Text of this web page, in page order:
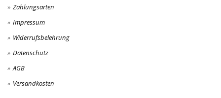
Zahlungsarten
Impressum
Widerrufsbelehrung
Datenschutz
AGB
Versandkosten